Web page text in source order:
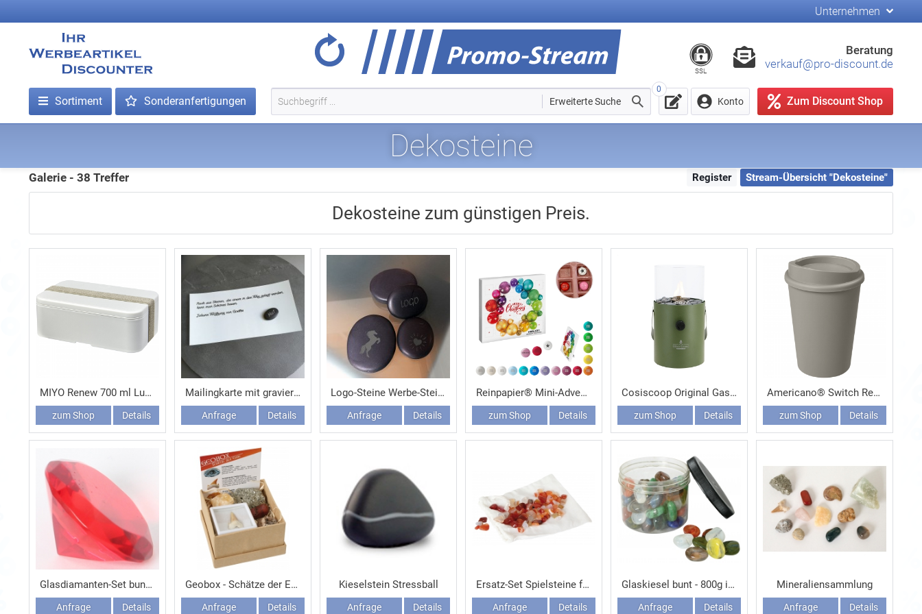
Unternehmen
Sortiment Sonderanfertigungen Erweiterte Suche
SSL
Beratung
verkauf@pro-discount.de
0
Konto Zum Discount Shop
Dekosteine
Galerie - 38 Treffer Register Stream-Übersicht "Dekosteine"
Dekosteine zum günstigen Preis.
MIYO Renew 700 ml Lunchbox
zum Shop Details
Mailingkarte mit graviertem Kieselstein
Anfrage Details
Logo-Steine Werbe-Steine mit Logogravur
Anfrage Details
Reinpapier® Mini-Adventskalender mit personalisierten M&M'S® Schokolinsen
zum Shop Details
Cosiscoop Original Gaslaterne
zum Shop Details
Americano® Switch Renew Becher mit Deckel 300 ml
zum Shop Details
Glasdiamanten-Set bunt (6 St.)
Anfrage Details
Geobox - Schätze der Erde
Anfrage Details
Kieselstein Stressball
Anfrage Details
Ersatz-Set Spielsteine für Hus
Anfrage Details
Glaskiesel bunt - 800g in Dose
Anfrage Details
Mineraliensammlung
Anfrage Details